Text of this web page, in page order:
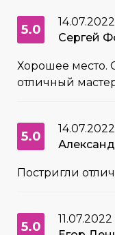
5.0
14.07.2022
Сергей
Хорошее место.
отличный
5.0
14.07.2022
Постригли
5.0
11.07.2022